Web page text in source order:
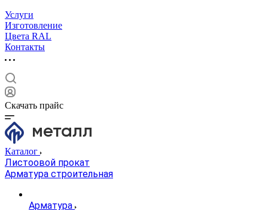
Услуги
Изготовление
Цвета RAL
Контакты
Скачать прайс
Каталог
Листоовой прокат
Арматура строительная
Арматура